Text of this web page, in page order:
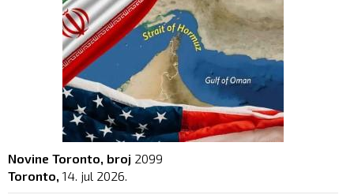
Novine Toronto, broj 2099
Toronto, 14. jul 2026.